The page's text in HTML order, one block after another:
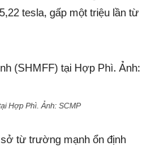
tesla, gấp một triệu lần từ
Hợp Phì. Ảnh: SCMP
từ trường mạnh ổn định